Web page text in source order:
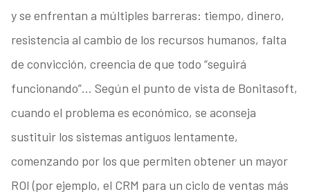
y se enfrentan a múltiples barreras: tiempo, dinero,
resistencia al cambio de los recursos humanos, falta
de convicción, creencia de que todo “seguirá
funcionando”… Según el punto de vista de Bonitasoft,
cuando el problema es económico, se aconseja
sustituir los sistemas antiguos lentamente,
comenzando por los que permiten obtener un mayor
ROI (por ejemplo, el CRM para un ciclo de ventas más